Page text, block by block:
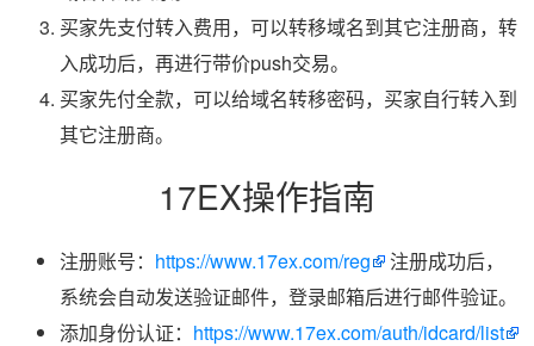
买家先支付转入费用，可以转移域名到其它注册商，转
入成功后，再进行带价push交易。
买家先付全款，可以给域名转移密码，买家自行转入到
其它注册商。
17EX操作指南
注册账号： https://www.17ex.com/reg
注册成功后，
系统会自动发送验证邮件，登录邮箱后进行邮件验证。
添加身份认证： https://www.17ex.com/auth/idcard/list